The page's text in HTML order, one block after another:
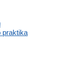
praktika
WORLD v